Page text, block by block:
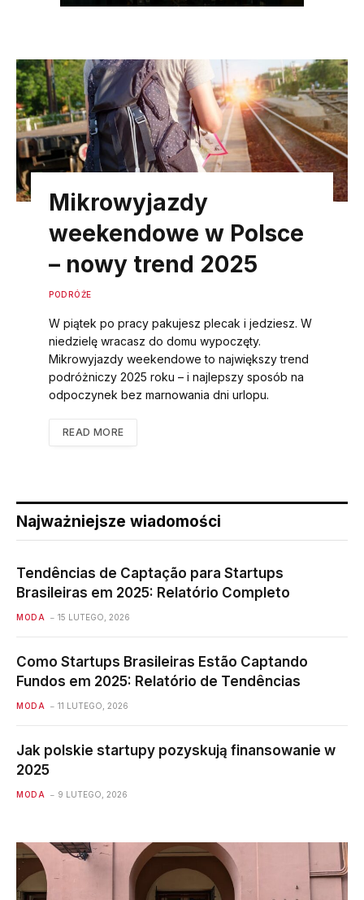
Mikrowyjazdy
weekendowe w Polsce
– nowy trend 2025
PODRÓŻE
W piątek po pracy pakujesz plecak i jedziesz. W
niedzielę wracasz do domu wypoczęty.
Mikrowyjazdy weekendowe to największy trend
podróżniczy 2025 roku – i najlepszy sposób na
odpoczynek bez marnowania dni urlopu.
READ MORE
Najważniejsze wiadomości
Tendências de Captação para Startups
Brasileiras em 2025: Relatório Completo
MODA 15 LUTEGO, 2026
Como Startups Brasileiras Estão Captando
Fundos em 2025: Relatório de Tendências
MODA 11 LUTEGO, 2026
Jak polskie startupy pozyskują finansowanie w
2025
MODA 9 LUTEGO, 2026